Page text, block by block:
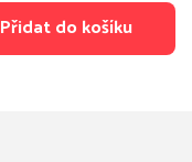
Přidat do košíku